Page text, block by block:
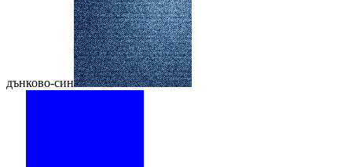
дънково-син